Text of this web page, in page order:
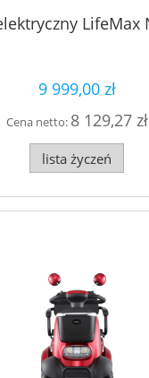
LifeMax
9 999,00 zł
Cena netto: 8 129,27 zł
lista życzeń